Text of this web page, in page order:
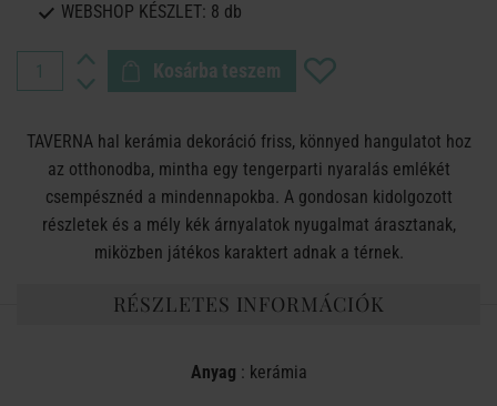
WEBSHOP KÉSZLET: 8 db
Kosárba teszem
TAVERNA hal kerámia dekoráció friss, könnyed hangulatot hoz
az otthonodba, mintha egy tengerparti nyaralás emlékét
csempésznéd a mindennapokba. A gondosan kidolgozott
részletek és a mély kék árnyalatok nyugalmat árasztanak,
miközben játékos karaktert adnak a térnek.
RÉSZLETES INFORMÁCIÓK
Anyag : kerámia